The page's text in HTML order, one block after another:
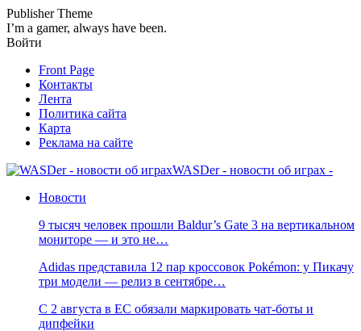
Publisher Theme
I’m a gamer, always have been.
Войти
Front Page
Контакты
Лента
Политика сайта
Карта
Реклама на сайте
WASDer - новости об играх -
Новости
9 тысяч человек прошли Baldur’s Gate 3 на вертикальном
мониторе — и это не…
Adidas представила 12 пар кроссовок Pokémon: у Пикачу
три модели — релиз в сентябре…
С 2 августа в ЕС обязали маркировать чат-боты и
дипфейки